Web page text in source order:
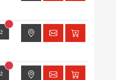
Brak dostępu do lokalizacji
Brak dostępu do lokalizacji